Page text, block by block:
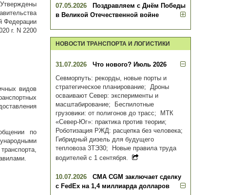
Утверждены
Федерации
г. N 2200
видов
по
07.05.2026
Поздравляем с Днём Победы
в Великой Отечественной войне
НОВОСТИ ТРАНСПОРТА И ЛОГИСТИКИ
31.07.2026
Что нового? Июль 2026
Севморпуть: рекорды, новые порты и
стратегическое планирование; Дроны
осваивают Север: эксперименты и
масштабирование; Беспилотные
грузовики: от полигонов до трасс; МТК
«Север-Юг»: практика против теории;
Роботизация РЖД: расцепка без человека;
Гибридный дизель для будущего
тепловоза 3ТЭ30; Новые правила труда
водителей с 1 сентября.
10.07.2026
CMA CGM заключает сделку
с FedEx на 1,4 миллиарда долларов